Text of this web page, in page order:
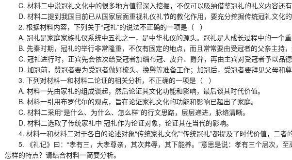
C. 材料二中说冠礼文化中的很多地方值得深入挖掘，不仅可以吸纳借鉴冠礼的礼义内容还有
D. 材料二提到我国目前已从国家层面重视礼仪礼节的教化作用，要充分挖掘传统冠礼文化的
2. 根据材料内容，下列关于“冠礼”的说法不正确的一项是（ ）
A. 冠礼是家庭家族礼仪系统中五礼之一，是中华礼仪的源头。冠礼是人成长过程中的一个重
B. 先秦时期，冠礼的举行非常隆重，不仅有固定的地点，而且常常要由受冠者的父亲主持，
C. 冠礼进行时，正宾先会依次给受冠者加缁布冠、皮弁、爵弁，再由主宾对受冠者予以品德
D. 加冠前，赞冠者要为受冠者做好梳头、挽髻等准备工作；加冠后，受冠者要拜见父母和尊
3. 下列对材料一和材料二论证的相关分析，不正确的一项是（ ）
A. 材料一先由家礼的组成谈起，然后论证其文化功能和影响，最后谈其时代价值。
B. 材料一引用布罗代尔的观点，旨在论证家礼文化的功能和影响已超出了家庭。
C. 材料二采用“是什么、为什么、怎么样”的行文思路，层层递进，脉络清晰。
D. 材料二选取了传统家礼中 冠礼作为论证对象，论证其在当代的影响。
4. 材料一和材料二对于各自的论述对象“传统家礼文化”“传统冠礼”都提及了时代价值，二者
5. 《礼记》曰：“孝有三，大孝尊亲，其次弗辱，其下能养。”意思是说：孝有三个层次，
怎样的特点？请结合材料一简要分析。